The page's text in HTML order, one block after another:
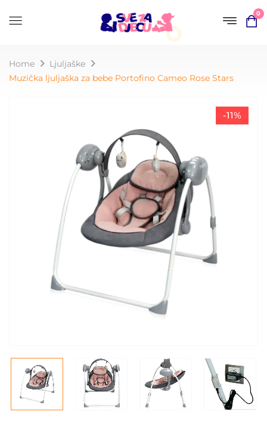
0
Home
Ljuljaške
Muzička ljuljaška za bebe Portofino Cameo Rose Stars
-11%